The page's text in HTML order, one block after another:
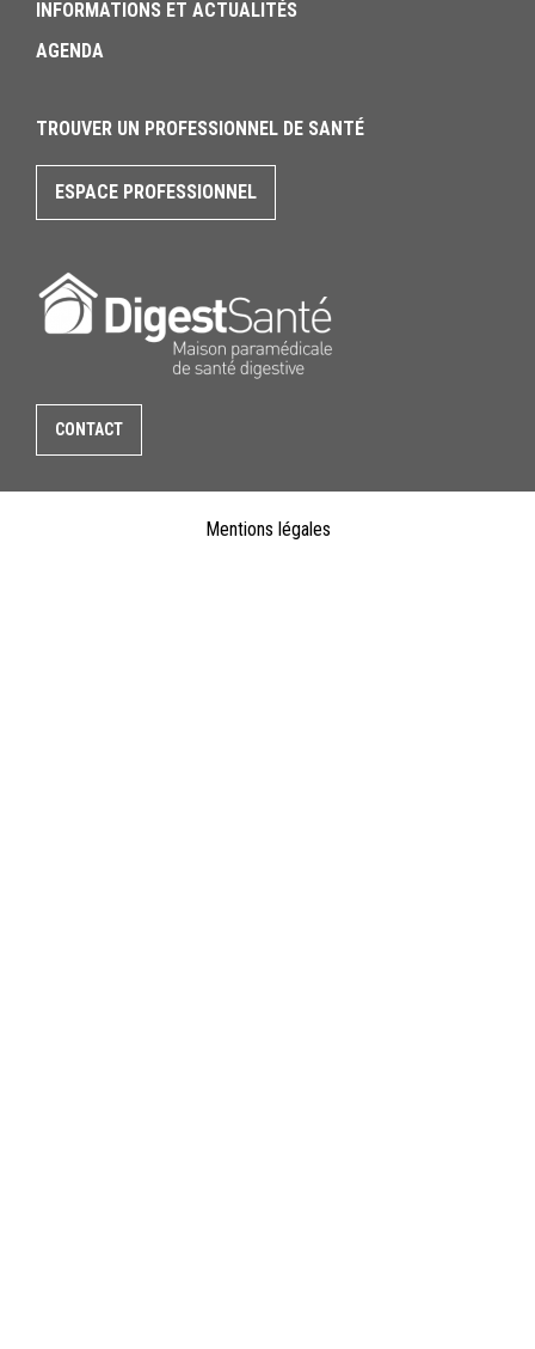
INFORMATIONS ET ACTUALITÉS
AGENDA
TROUVER UN PROFESSIONNEL DE SANTÉ
ESPACE PROFESSIONNEL
CONTACT
Mentions légales